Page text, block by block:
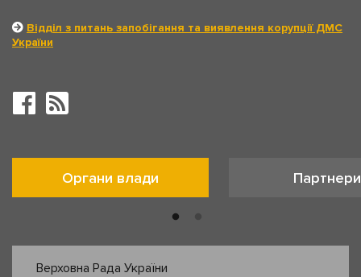
Відділ з питань запобігання та виявлення корупції ДМС
України
Органи влади Партнери
Верховна Рада України